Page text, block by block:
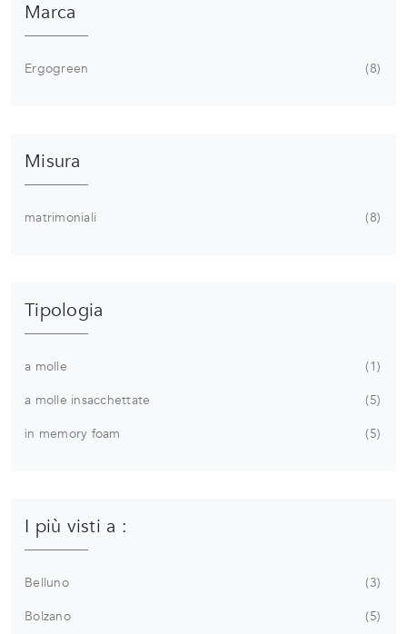
Marca
Ergogreen 8
Misura
matrimoniali 8
Tipologia
a molle
1
a molle insacchettate
5
in memory foam
5
I più visti a :
Belluno
3
Bolzano
5